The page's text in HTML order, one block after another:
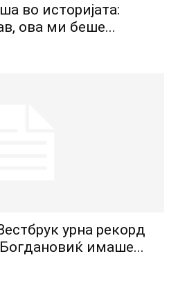
во историјата:
ова ми беше...
урна рекорд
имаше...